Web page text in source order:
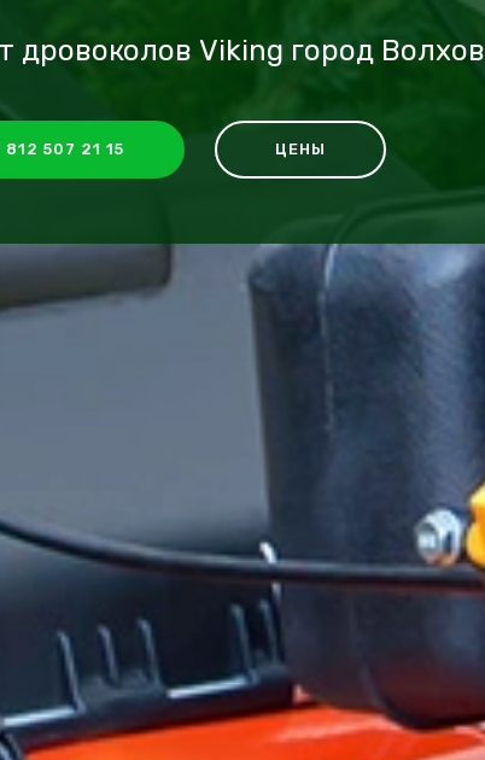
дровоколов Viking город Волхов
812 507 21 15 ЦЕНЫ